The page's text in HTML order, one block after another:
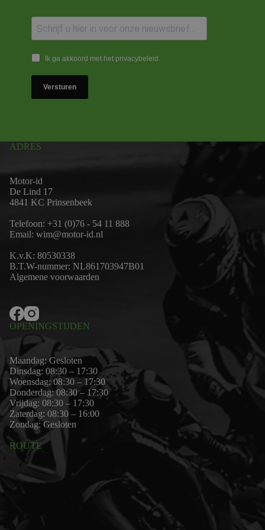
Ik ga akkoord met het privacybeleid.
Versturen
ADRES
Motor-id
De Lind 17
4841 KC Prinsenbeek
Telefoon: +31 (0)76 - 54 11 888
Email: wim@motor-id.nl
K.v.K: 80530338
B.T.W-nummer: NL861703947B01
Algemene voorwaarden
OPENINGSTIJDEN
Maandag: Gesloten
Dinsdag: 08:30 – 17:30
Woensdag: 08:30 – 17:30
Donderdag: 08:30 – 17:30
Vrijdag: 08:30 – 17:30
Zaterdag: 08:30 – 16:00
Zondag: Gesloten
ROUTE